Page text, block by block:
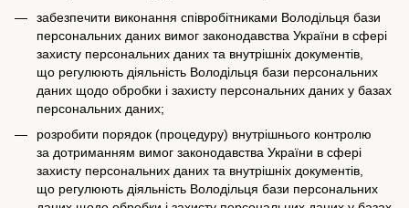
забезпечити виконання співробітниками Володільця бази
персональних даних вимог законодавства України в сфері
захисту персональних даних та внутрішніх документів,
що регулюють діяльність Володільця бази персональних
даних щодо обробки і захисту персональних даних у базах
персональних даних;
розробити порядок (процедуру) внутрішнього контролю
за дотриманням вимог законодавства України в сфері
захисту персональних даних та внутрішніх документів,
що регулюють діяльність Володільця бази персональних